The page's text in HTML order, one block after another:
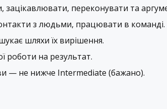
зацікавлювати, переконувати та
з людьми, працювати в команді.
шляхи їх вирішення.
роботи на результат.
— не нижче Intermediate (бажано).